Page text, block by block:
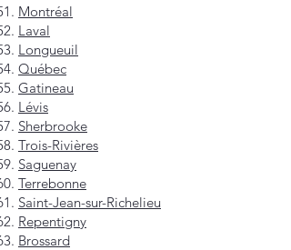
Montréal
Laval
Longueuil
Québec
Gatineau
Lévis
Sherbrooke
Trois-Rivières
Saguenay
Terrebonne
Saint-Jean-sur-Richelieu
Repentigny
Brossard